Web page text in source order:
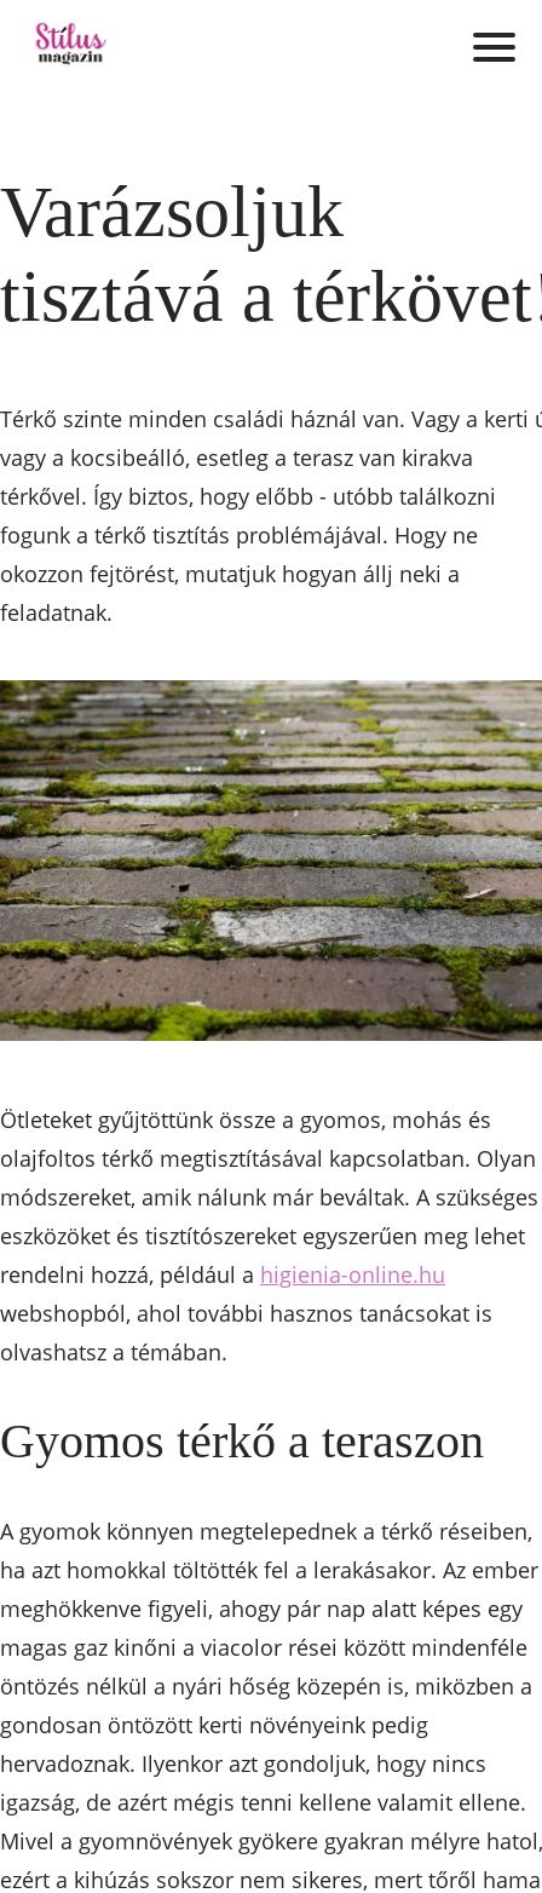
Varázsoljuk
tisztává a
Térkő szinte minden családi háznál van. Vagy a kerti
vagy a kocsibeálló, esetleg a terasz van kirakva
térkővel. Így biztos, hogy előbb - utóbb találkozni
fogunk a térkő tisztítás problémájával. Hogy ne
okozzon fejtörést, mutatjuk hogyan állj neki a
feladatnak.
Ötleteket gyűjtöttünk össze a gyomos, mohás és
olajfoltos térkő megtisztításával kapcsolatban. Olyan
módszereket, amik nálunk már beváltak. A szükséges
eszközöket és tisztítószereket egyszerűen meg lehet
rendelni hozzá, például a higienia-online.hu
webshopból, ahol további hasznos tanácsokat is
olvashatsz a témában.
Gyomos térkő a teraszon
A gyomok könnyen megtelepednek a térkő réseiben,
ha azt homokkal töltötték fel a lerakásakor. Az ember
meghökkenve figyeli, ahogy pár nap alatt képes egy
magas gaz kinőni a viacolor rései között mindenféle
öntözés nélkül a nyári hőség közepén is, miközben a
gondosan öntözött kerti növényeink pedig
hervadoznak. Ilyenkor azt gondoljuk, hogy nincs
igazság, de azért mégis tenni kellene valamit ellene.
Mivel a gyomnövények gyökere gyakran mélyre hatol,
ezért a kihúzás sokszor nem sikeres, mert tőről